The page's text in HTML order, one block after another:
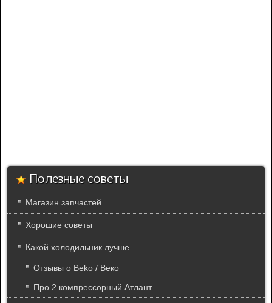
Полезные советы
Магазин запчастей
Хорошие советы
Какой холодильник лучше
Отзывы о Beko / Веко
Про 2 компрессорный Атлант